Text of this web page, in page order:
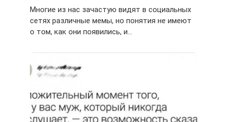
Многие из нас зачастую видят в социальных
сетях различные мемы, но понятия не имеют
о том, как они появились, и…